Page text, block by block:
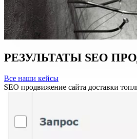
РЕЗУЛЬТАТЫ SEO
Все наши кейсы
SEO продвижение сайта доставки